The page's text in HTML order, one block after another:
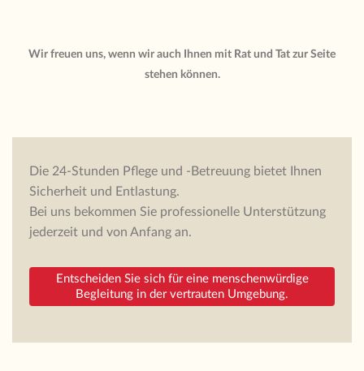
Wir freuen uns, wenn wir auch Ihnen mit Rat und Tat zur Seite
stehen können.
Die 24-Stunden Pflege und -Betreuung bietet Ihnen
Sicherheit und Entlastung.
Bei uns bekommen Sie professionelle Unterstützung
jederzeit und von Anfang an.
Entscheiden Sie sich für eine menschenwürdige
Begleitung in der vertrauten Umgebung.